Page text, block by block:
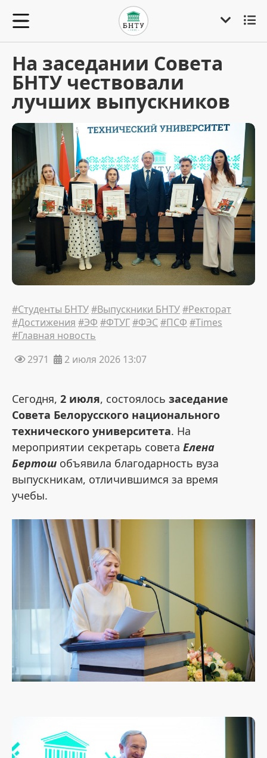
На заседании Совета
БНТУ чествовали
лучших выпускников
#Студенты БНТУ#Выпускники БНТУ#Ректорат
#Достижения #ЭФ #ФТУГ#ФЭС#ПСФ #Times
#Главная новость
2971
2 июля 2026 13:07
Сегодня, 2 июля, состоялось заседание
Совета Белорусского национального
технического университета. На
мероприятии секретарь совета Елена
Бертош объявила благодарность вуза
выпускникам, отличившимся за время
учебы.